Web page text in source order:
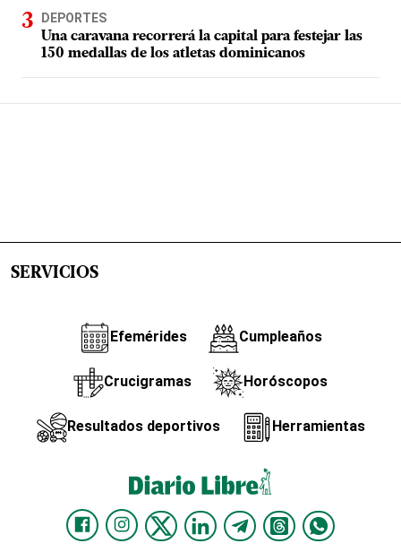
DEPORTES
Una caravana recorrerá la capital para festejar las
150 medallas de los atletas dominicanos
SERVICIOS
Efemérides Cumpleaños
Crucigramas Horóscopos
Resultados deportivos Herramientas